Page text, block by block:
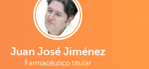
Juan José Jiménez
Farmacéutico titular